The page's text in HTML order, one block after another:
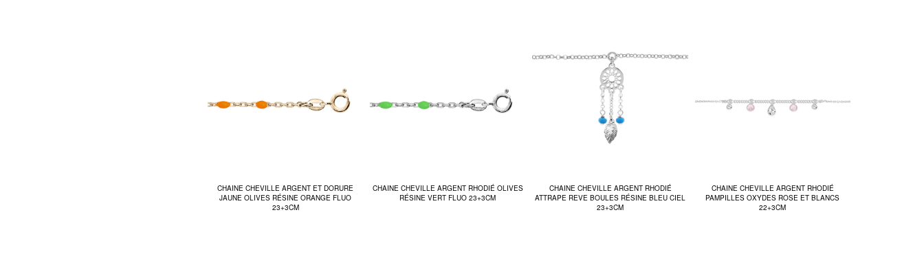
CHAINE CHEVILLE ARGENT ET DORURE
JAUNE OLIVES RÉSINE ORANGE FLUO
23+3CM
CHAINE CHEVILLE ARGENT RHODIÉ OLIVES
RÉSINE VERT FLUO 23+3CM
CHAINE CHEVILLE ARGENT RHODIÉ
ATTRAPE REVE BOULES RÉSINE BLEU CIEL
23+3CM
CHAINE CHEVILLE ARGENT RHODIÉ
PAMPILLES OXYDES ROSE ET BLANCS
22+3CM